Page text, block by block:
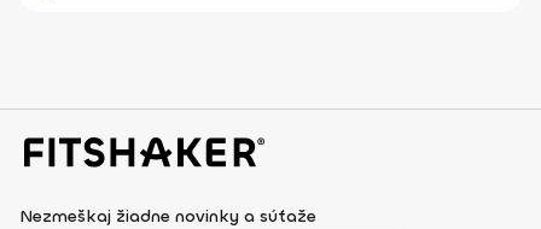
Nezmeškaj žiadne novinky a súťaže